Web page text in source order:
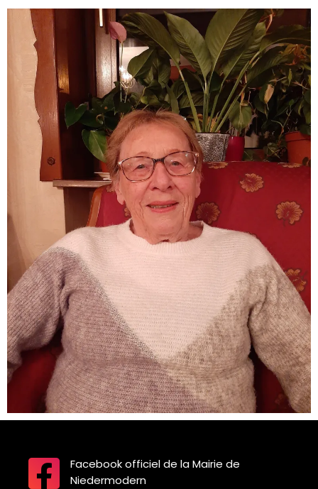
Facebook officiel de la Mairie de
Niedermodern